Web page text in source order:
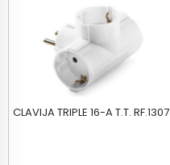
CLAVIJA TRIPLE 16-A T.T. RF.1307